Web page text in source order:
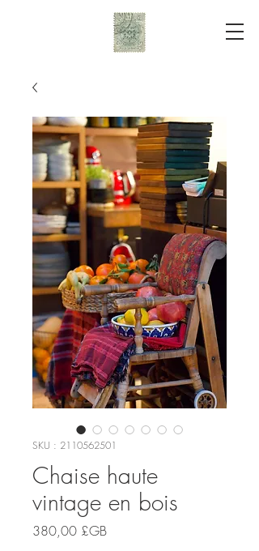
SKU : 2110562501
Chaise haute
vintage en bois
380,00 £GBPrix